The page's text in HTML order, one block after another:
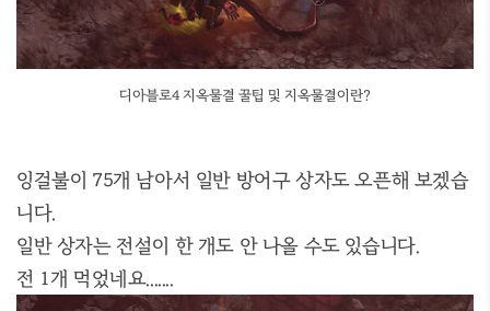
디아블로4 지옥물결 꿀팁 및 지옥물결이란?
잉걸불이 75개 남아서 일반 방어구 상자도 오픈해 보겠습
니다.
일반 상자는 전설이 한 개도 안 나올 수도 있습니다.
전 1개 먹었네요.......